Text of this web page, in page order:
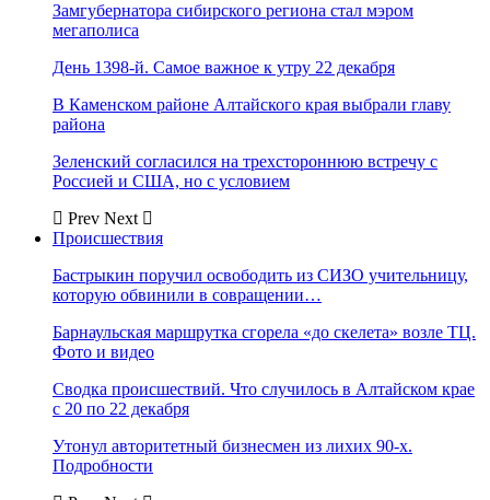
Замгубернатора сибирского региона стал мэром
мегаполиса
День 1398-й. Самое важное к утру 22 декабря
В Каменском районе Алтайского края выбрали главу
района
Зеленский согласился на трехстороннюю встречу с
Россией и США, но с условием
Prev Next
Происшествия
Бастрыкин поручил освободить из СИЗО учительницу,
которую обвинили в совращении…
Барнаульская маршрутка сгорела «до скелета» возле ТЦ.
Фото и видео
Сводка происшествий. Что случилось в Алтайском крае
с 20 по 22 декабря
Утонул авторитетный бизнесмен из лихих 90-х.
Подробности